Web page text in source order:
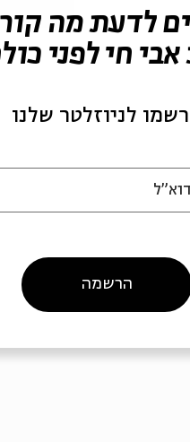
הגעז משמעו כהן. בימים
הראשונים היו מעדת
עלו ארצה, הרבנות
ומנהיגיה הצעירים
האחרונות יורדת
רוב בני העדה רוחשים
הפייסבוק של בית אבי חי
לדעת מה
אבי חי לפני
לניוזלטר שלנו
הרשמה